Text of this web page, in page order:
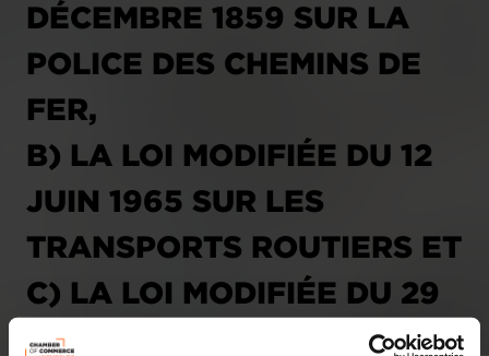
DÉCEMBRE 1859 SUR LA
POLICE DES CHEMINS DE
FER,
B) LA LOI MODIFIÉE DU 12
JUIN 1965 SUR LES
TRANSPORTS ROUTIERS ET
C) LA LOI MODIFIÉE DU 29
JUIN 2004 SUR LES